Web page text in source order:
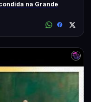
na Grande